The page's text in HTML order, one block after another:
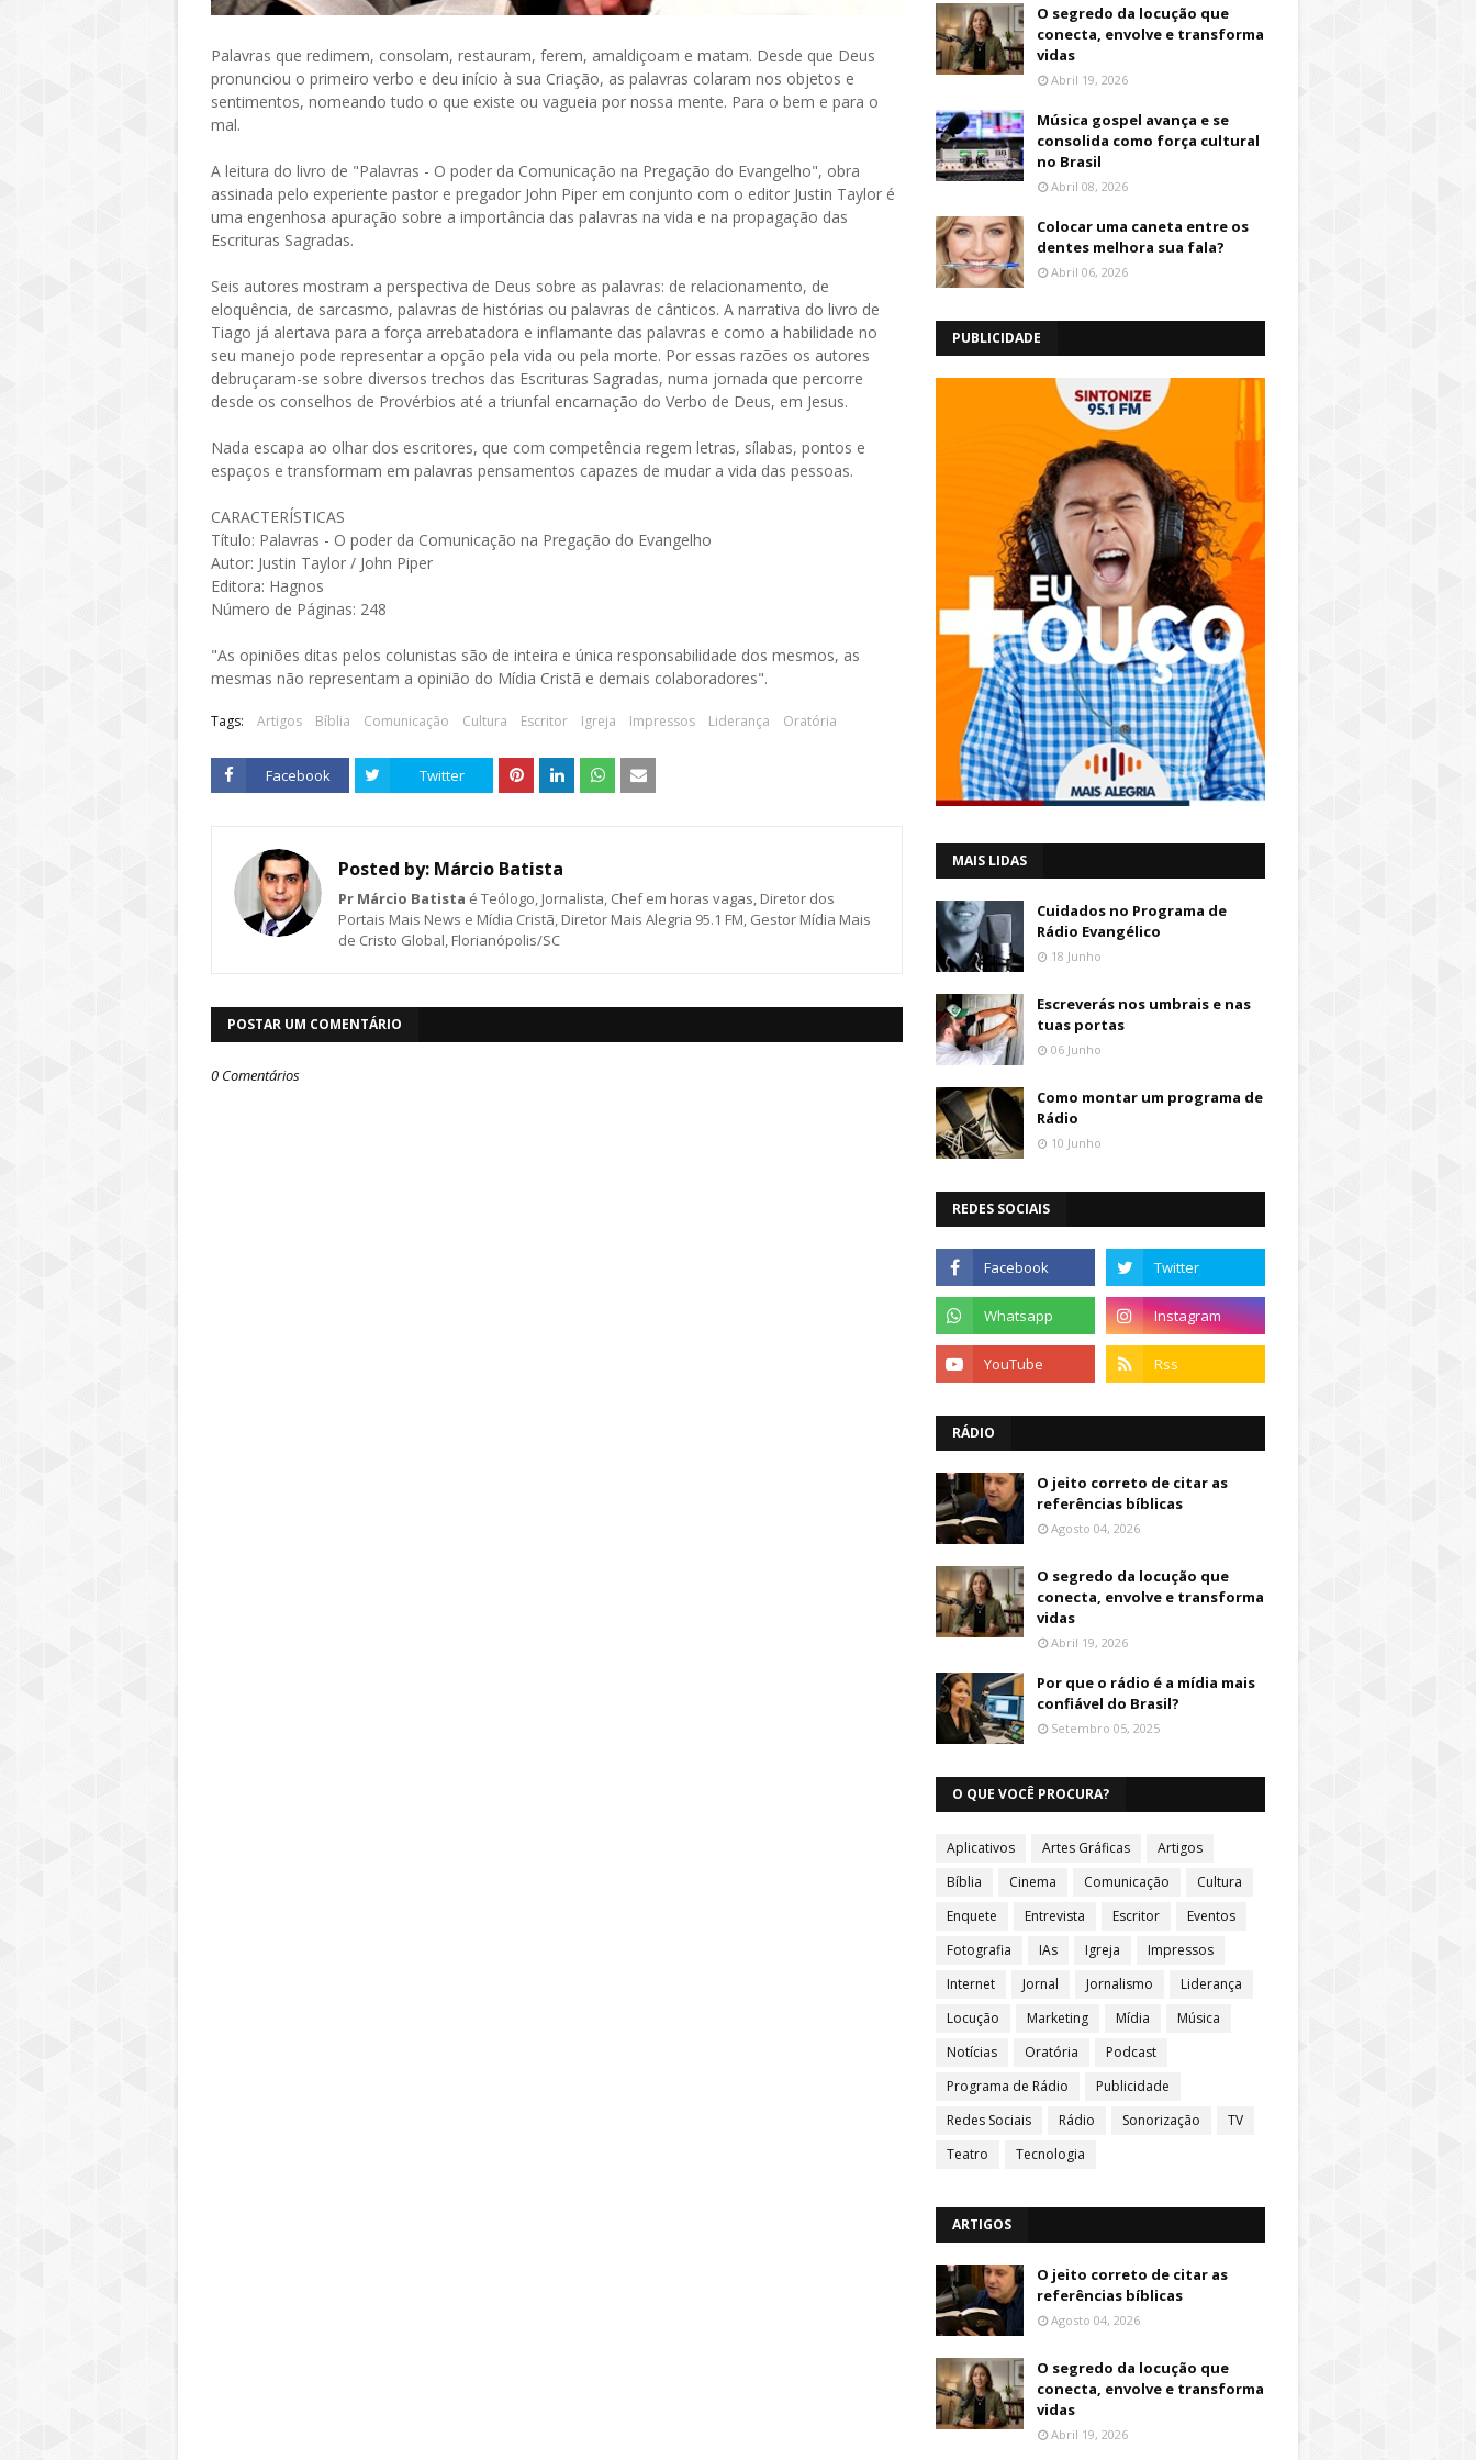
Palavras que redimem, consolam, restauram, ferem, amaldiçoam e matam. Desde que Deus
pronunciou o primeiro verbo e deu início à sua Criação, as palavras colaram nos objetos e
sentimentos, nomeando tudo o que existe ou vagueia por nossa mente. Para o bem e para o
mal.
A leitura do livro de "Palavras - O poder da Comunicação na Pregação do Evangelho", obra
assinada pelo experiente pastor e pregador John Piper em conjunto com o editor Justin Taylor é
uma engenhosa apuração sobre a importância das palavras na vida e na propagação das
Escrituras Sagradas.
Seis autores mostram a perspectiva de Deus sobre as palavras: de relacionamento, de
eloquência, de sarcasmo, palavras de histórias ou palavras de cânticos. A narrativa do livro de
Tiago já alertava para a força arrebatadora e inflamante das palavras e como a habilidade no
seu manejo pode representar a opção pela vida ou pela morte. Por essas razões os autores
debruçaram-se sobre diversos trechos das Escrituras Sagradas, numa jornada que percorre
desde os conselhos de Provérbios até a triunfal encarnação do Verbo de Deus, em Jesus.
Nada escapa ao olhar dos escritores, que com competência regem letras, sílabas, pontos e
espaços e transformam em palavras pensamentos capazes de mudar a vida das pessoas.
CARACTERÍSTICAS
Título: Palavras - O poder da Comunicação na Pregação do Evangelho
Autor: Justin Taylor / John Piper
Editora: Hagnos
Número de Páginas: 248
"As opiniões ditas pelos colunistas são de inteira e única responsabilidade dos mesmos, as
mesmas não representam a opinião do Mídia Cristã e demais colaboradores".
Tags: Artigos Bíblia Comunicação Cultura Escritor Igreja Impressos Liderança Oratória
Facebook Twitter
Posted by: Márcio Batista
Pr Márcio Batista é Teólogo, Jornalista, Chef em horas vagas, Diretor dos
Portais Mais News e Mídia Cristã, Diretor Mais Alegria 95.1 FM, Gestor Mídia Mais
de Cristo Global, Florianópolis/SC
POSTAR UM COMENTÁRIO
0 Comentários
O segredo da locução que
conecta, envolve e transforma
vidas
Abril 19, 2026
Música gospel avança e se
consolida como força cultural
no Brasil
Abril 08, 2026
Colocar uma caneta entre os
dentes melhora sua fala?
Abril 06, 2026
PUBLICIDADE
MAIS LIDAS
Cuidados no Programa de
Rádio Evangélico
18 Junho
Escreverás nos umbrais e nas
tuas portas
06 Junho
Como montar um programa de
Rádio
10 Junho
REDES SOCIAIS
RÁDIO
O jeito correto de citar as
referências bíblicas
Agosto 04, 2026
O segredo da locução que
conecta, envolve e transforma
vidas
Abril 19, 2026
Por que o rádio é a mídia mais
confiável do Brasil?
Setembro 05, 2025
O QUE VOCÊ PROCURA?
Aplicativos Artes Gráficas
Artigos
Bíblia
Cinema Comunicação
Cultura
Enquete
Entrevista Escritor
Eventos
Fotografia
IAs Igreja
Impressos
Internet
Jornal Jornalismo
Liderança
Locução
Marketing Mídia
Música
Notícias
Oratória
Podcast
Programa de Rádio
Publicidade
Redes Sociais
Rádio Sonorização
TV
Teatro
Tecnologia
ARTIGOS
O jeito correto de citar as
referências bíblicas
Agosto 04, 2026
O segredo da locução que
conecta, envolve e transforma
vidas
Abril 19, 2026